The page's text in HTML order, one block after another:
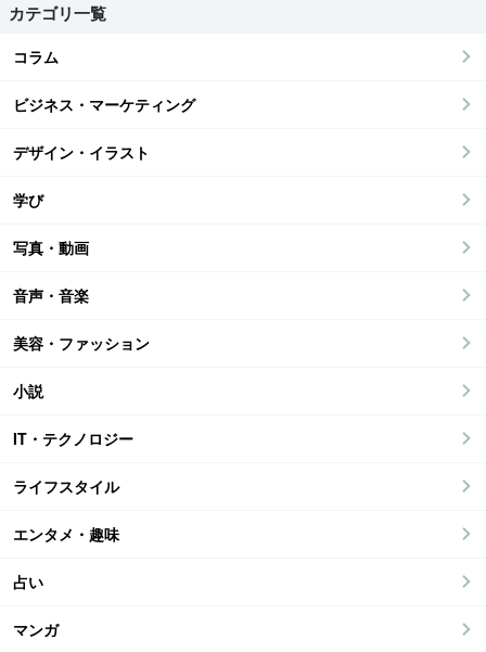
カテゴリ一覧
コラム
ビジネス・マーケティング
デザイン・イラスト
学び
写真・動画
音声・音楽
美容・ファッション
小説
IT・テクノロジー
ライフスタイル
エンタメ・趣味
占い
マンガ